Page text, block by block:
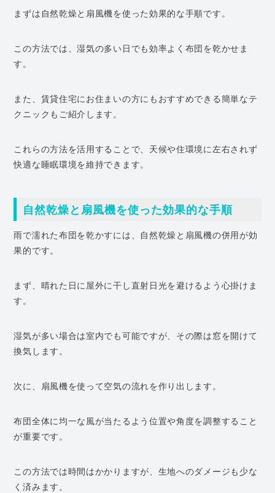
まずは自然乾燥と扇風機を使った効果的な手順です。
この方法では、湿気の多い日でも効率よく布団を乾かせま
す。
また、賃貸住宅にお住まいの方にもおすすめできる簡単なテ
クニックもご紹介します。
これらの方法を活用することで、天候や住環境に左右されず
快適な睡眠環境を維持できます。
自然乾燥と扇風機を使った効果的な手順
雨で濡れた布団を乾かすには、自然乾燥と扇風機の併用が効
果的です。
まず、晴れた日に屋外に干し直射日光を避けるよう心掛けま
す。
湿気が多い場合は室内でも可能ですが、その際は窓を開けて
換気します。
次に、扇風機を使って空気の流れを作り出します。
布団全体に均一な風が当たるよう位置や角度を調整すること
が重要です。
この方法では時間はかかりますが、生地へのダメージも少な
く済みます。